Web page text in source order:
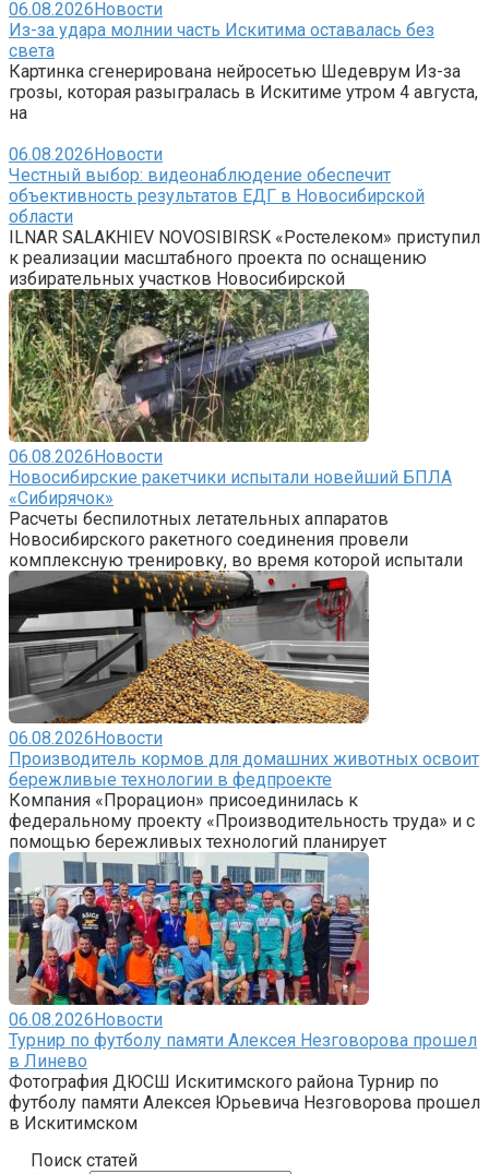
06.08.2026Новости
Из-за удара молнии часть Искитима оставалась без
света
Картинка сгенерирована нейросетью Шедеврум Из-за
грозы, которая разыгралась в Искитиме утром 4 августа,
на
06.08.2026Новости
Честный выбор: видеонаблюдение обеспечит
объективность результатов ЕДГ в Новосибирской
области
ILNAR SALAKHIEV NOVOSIBIRSK «Ростелеком» приступил
к реализации масштабного проекта по оснащению
избирательных участков Новосибирской
06.08.2026Новости
Новосибирские ракетчики испытали новейший БПЛА
«Сибирячок»
Расчеты беспилотных летательных аппаратов
Новосибирского ракетного соединения провели
комплексную тренировку, во время которой испытали
06.08.2026Новости
Производитель кормов для домашних животных освоит
бережливые технологии в федпроекте
Компания «Прорацион» присоединилась к
федеральному проекту «Производительность труда» и с
помощью бережливых технологий планирует
06.08.2026Новости
Турнир по футболу памяти Алексея Незговорова прошел
в Линево
Фотография ДЮСШ Искитимского района Турнир по
футболу памяти Алексея Юрьевича Незговорова прошел
в Искитимском
Поиск статей